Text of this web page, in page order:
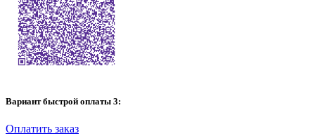
Вариант быстрой оплаты 3:
Оплатить заказ